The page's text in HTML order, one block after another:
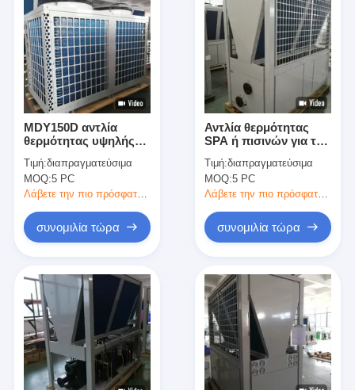
προϊόντα
Βίντεο
Εμφάνιση VR
MDY150D αντλία
θερμότητας υψηλής
θέρμανση πισινών και
τη σταθερή
θερμοκρασία
Τιμή:διαπραγματεύσιμα
MOQ:5 PC
Λάβετε την πιο πρόσφατη τιμή
συνομιλία τώρα
Αντλία θερμότητας
SPA ή πισινών για το
χάλυβα λιμνών
γαλβανισμένο 84KW
Τιμή:διαπραγματεύσιμα
MOQ:5 PC
Λάβετε την πιο πρόσφατη τιμή
συνομιλία τώρα